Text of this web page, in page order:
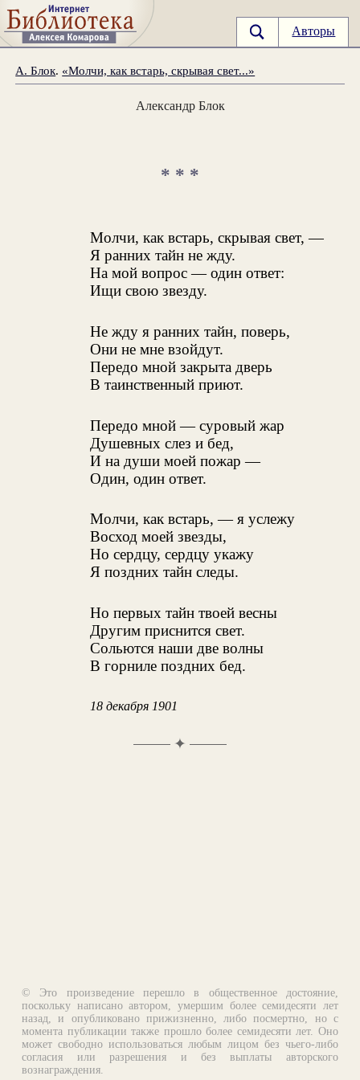
Авторы
А. Блок. «Молчи, как встарь, скрывая свет...»
Александр Блок
* * *
Молчи, как встарь, скрывая свет, —
Я ранних тайн не жду.
На мой вопрос — один ответ:
Ищи свою звезду.
Не жду я ранних тайн, поверь,
Они не мне взойдут.
Передо мной закрыта дверь
В таинственный приют.
Передо мной — суровый жар
Душевных слез и бед,
И на души моей пожар —
Один, один ответ.
Молчи, как встарь, — я услежу
Восход моей звезды,
Но сердцу, сердцу укажу
Я поздних тайн следы.
Но первых тайн твоей весны
Другим приснится свет.
Сольются наши две волны
В горниле поздних бед.
18 декабря 1901
✦
© Это произведение перешло в общественное достояние,
поскольку написано автором, умершим более семидесяти лет
назад, и опубликовано прижизненно, либо посмертно, но с
момента публикации также прошло более семидесяти лет. Оно
может свободно использоваться любым лицом без чьего-либо
согласия или разрешения и без выплаты авторского
вознаграждения.